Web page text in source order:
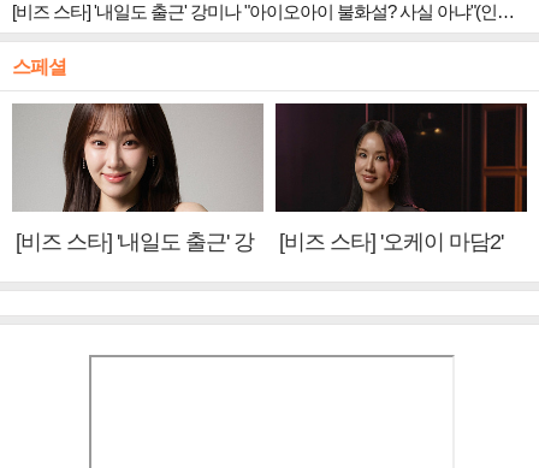
[비즈 스타] '내일도 출근' 강미나 "아이오아이 불화설? 사실 아냐"(인터뷰)
스페셜
[비즈 스타] '내일도 출근' 강
[비즈 스타] '오케이 마담2'